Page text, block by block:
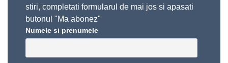
stiri, completati formularul de mai jos si apasati
butonul "Ma abonez"
Numele si prenumele